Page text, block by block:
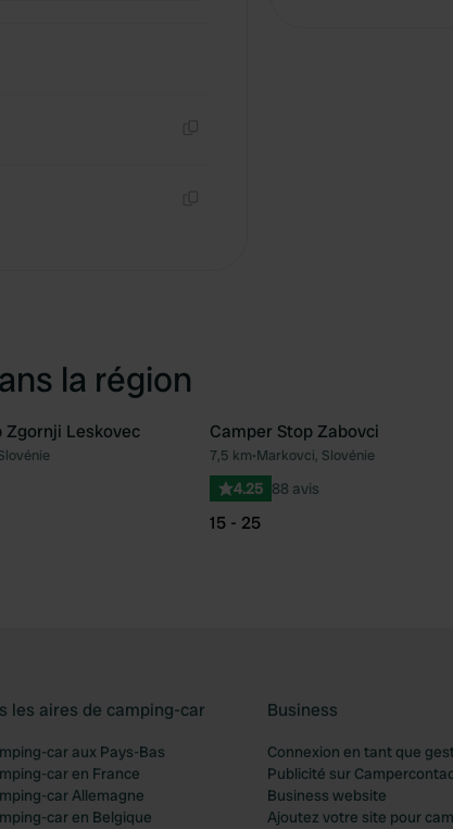
la région
Préféré
Zgornji Leskovec Camper Stop Zabovci
7,5 km•Markovci, Slovénie
4.25 88 avis
15 - 25
les aires de camping-car
car aux Pays-Bas
car en France
car Allemagne
car en Belgique
Business
Connexion en tant que
Publicité sur
Business website
Ajoutez votre site pour